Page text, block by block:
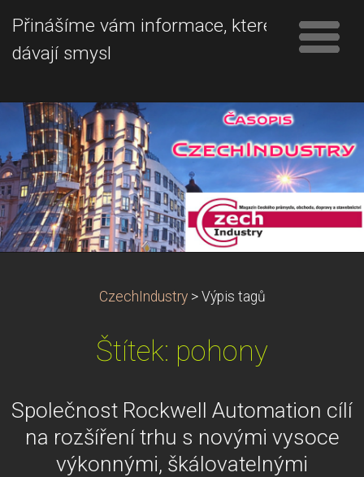
Přinášíme vám informace, které
dávají smysl
CzechIndustry > Výpis tagů
Štítek: pohony
Společnost Rockwell Automation cílí
na rozšíření trhu s novými vysoce
výkonnými, škálovatelnými